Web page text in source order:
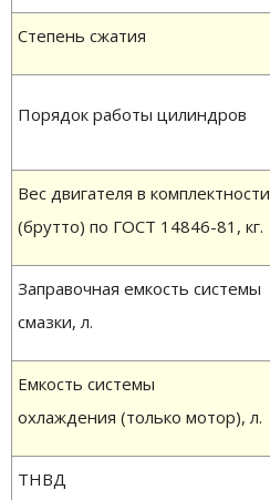
Степень сжатия
Порядок работы цилиндров
Вес двигателя в комплектности
(брутто) по ГОСТ 14846-81, кг.
Заправочная емкость системы
смазки, л.
Емкость системы
охлаждения (только мотор), л.
ТНВД